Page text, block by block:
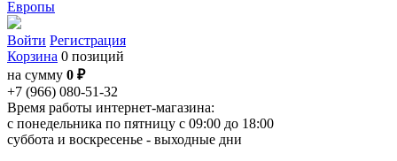
Европы
Войти Регистрация
Корзина 0 позиций
на сумму 0 ₽
+7 (966) 080-51-32
Время работы интернет-магазина:
с понедельника по пятницу с 09:00 до 18:00
суббота и воскресенье - выходные дни